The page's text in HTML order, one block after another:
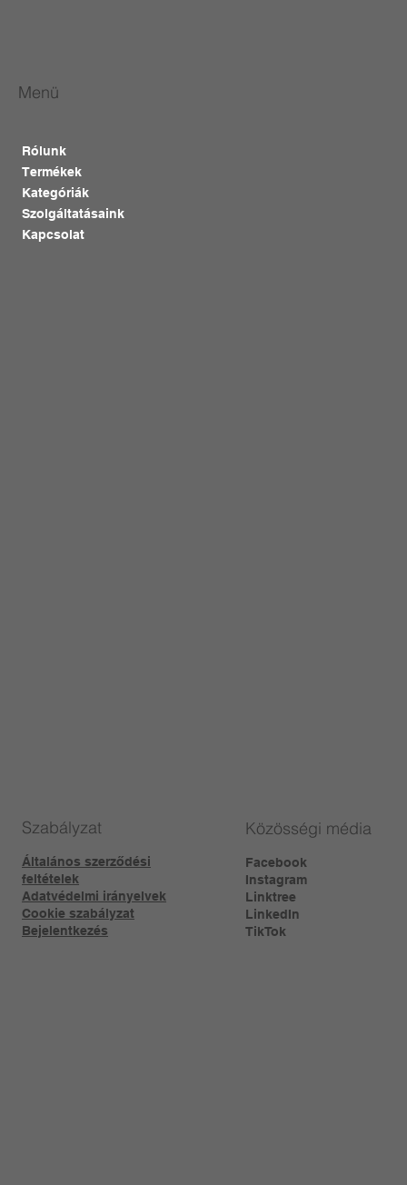
Szabályzat
Általános szerződési
feltételek
Adatvédelmi irányelvek
Cookie szabályzat
Bejelentkezés
Menü
Rólunk
Termékek
Kategóriák
Szolgáltatásaink
Kapcsolat
Közösségi média
Facebook
Instagram
Linktree​
LinkedIn
TikTok